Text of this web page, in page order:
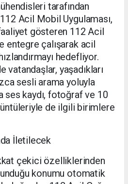
tarafından
Acil Mobil Uygulaması,
gösteren 112 Acil
entegre çalışarak acil
hedefliyor.
vatandaşlar, yaşadıkları
sesli arama yoluyla
ses kaydı, fotoğraf ve 10
de ilgili birimlere
İletilecek
çekici özelliklerinden
konumu otomatik